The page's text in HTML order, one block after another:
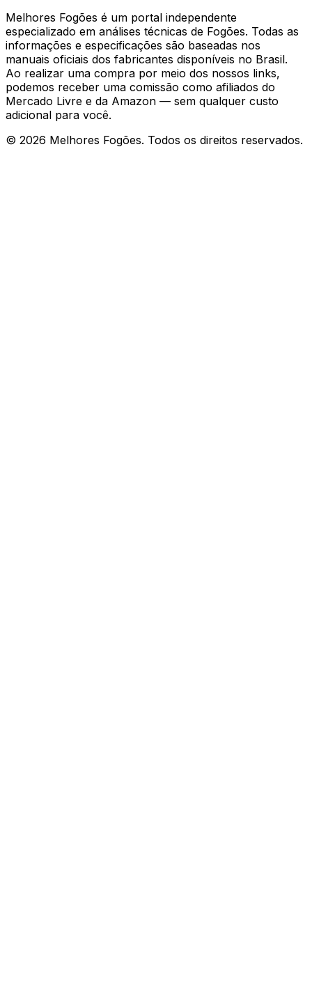
Melhores Fogões é um portal independente
especializado em análises técnicas de Fogões. Todas as
informações e especificações são baseadas nos
manuais oficiais dos fabricantes disponíveis no Brasil.
Ao realizar uma compra por meio dos nossos links,
podemos receber uma comissão como afiliados do
Mercado Livre e da Amazon — sem qualquer custo
adicional para você.
© 2026 Melhores Fogões. Todos os direitos reservados.